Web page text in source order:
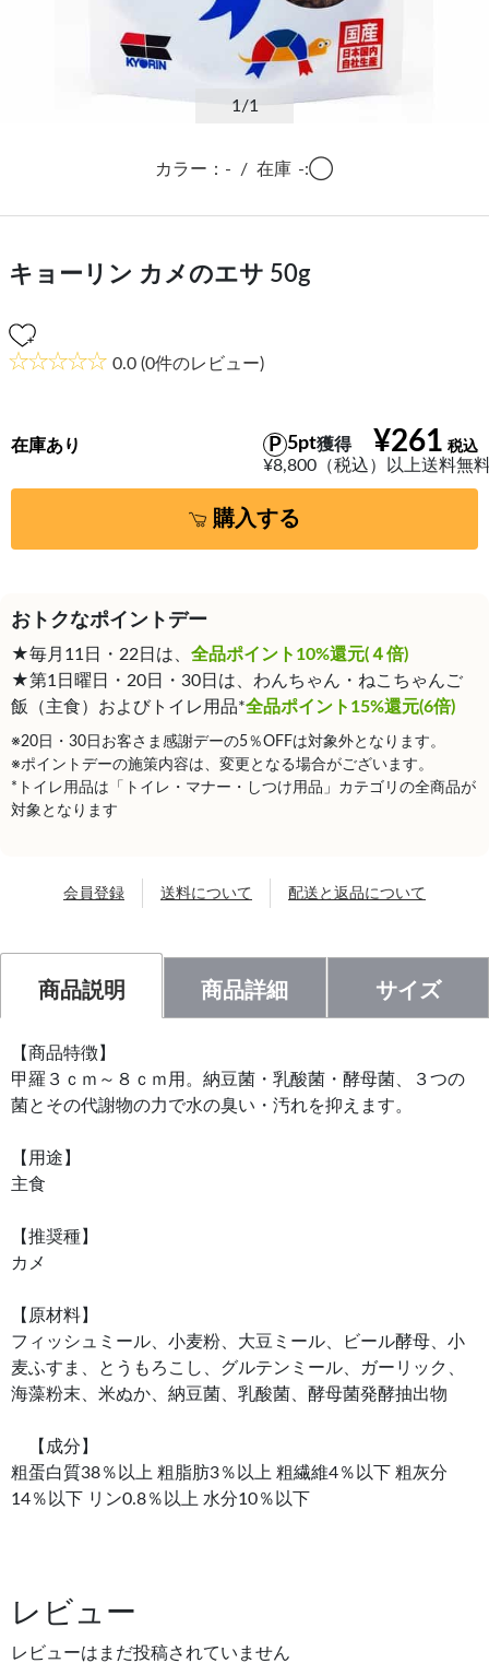
1/1
カラー：- / 在庫 -:◯
キョーリン カメのエサ 50g
0.0 (0件のレビュー)
¥261
5pt獲得
¥8,800（税込）以上送料無
在庫あり
購入する
おトクなポイントデー
★毎月11日・22日は、 全品ポイント10%還元(４倍)
★第1日曜日・20日・30日は、わんちゃん・ねこちゃんご
飯（主食）およびトイレ用品*全品ポイント15%還元(6倍)
※20日・30日お客さま感謝デーの5％OFFは対象外となります。
※ポイントデーの施策内容は、変更となる場合がございます。
*トイレ用品は「トイレ・マナー・しつけ用品」カテゴリの全商品が
対象となります
会員登録 送料について 配送と返品について
商品説明 商品詳細 サイズ
【商品特徴】
甲羅３ｃｍ～８ｃｍ用。納豆菌・乳酸菌・酵母菌、３つの
菌とその代謝物の力で水の臭い・汚れを抑えます。
【用途】
主食
【推奨種】
カメ
【原材料】
フィッシュミール、小麦粉、大豆ミール、ビール酵母、小
麦ふすま、とうもろこし、グルテンミール、ガーリック、
海藻粉末、米ぬか、納豆菌、乳酸菌、酵母菌発酵抽出物
【成分】
粗蛋白質38％以上 粗脂肪3％以上 粗繊維4％以下 粗灰分
14％以下 リン0.8％以上 水分10％以下
レビュー
レビューはまだ投稿されていません